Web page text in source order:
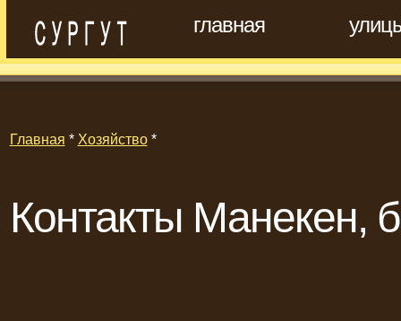
главная
Главная * Хозяйство*
Контакты Манекен,